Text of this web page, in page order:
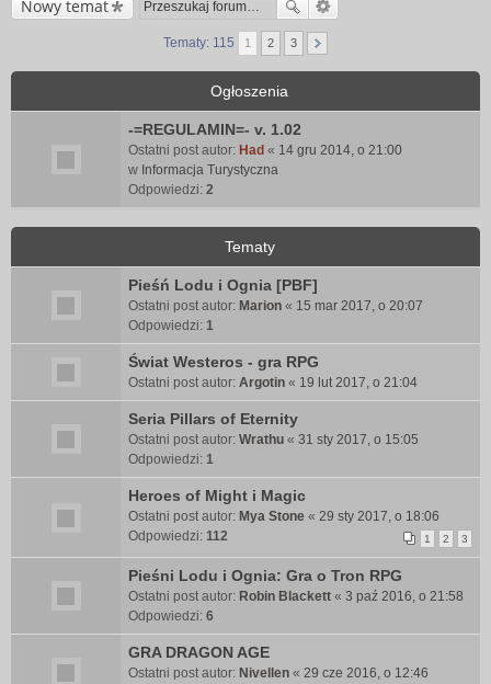
Nowy temat
Tematy: 115 1 2 3
Ogłoszenia
-=REGULAMIN=- v. 1.02
Ostatni post autor: Had « 14 gru 2014, o 21:00
w Informacja Turystyczna
Odpowiedzi: 2
Tematy
Pieśń Lodu i Ognia [PBF]
Ostatni post autor: Marion « 15 mar 2017, o 20:07
Odpowiedzi: 1
Świat Westeros - gra RPG
Ostatni post autor: Argotin « 19 lut 2017, o 21:04
Seria Pillars of Eternity
Ostatni post autor: Wrathu « 31 sty 2017, o 15:05
Odpowiedzi: 1
Heroes of Might i Magic
Ostatni post autor: Mya Stone « 29 sty 2017, o 18:06
Odpowiedzi: 112 1 2 3
Pieśni Lodu i Ognia: Gra o Tron RPG
Ostatni post autor: Robin Blackett « 3 paź 2016, o 21:58
Odpowiedzi: 6
GRA DRAGON AGE
Ostatni post autor: Nivellen « 29 cze 2016, o 12:46